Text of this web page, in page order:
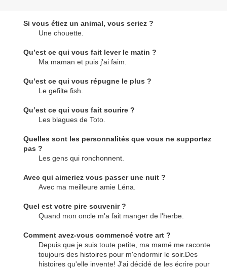
Si vous étiez un animal, vous seriez ?
Une chouette.
Qu’est ce qui vous fait lever le matin ?
Ma maman et puis j'ai faim.
Qu’est ce qui vous répugne le plus ?
Le gefilte fish.
Qu’est ce qui vous fait sourire ?
Les blagues de Toto.
Quelles sont les personnalités que vous ne supportez
pas ?
Les gens qui ronchonnent.
Avec qui aimeriez vous passer une nuit ?
Avec ma meilleure amie Léna.
Quel est votre pire souvenir ?
Quand mon oncle m'a fait manger de l'herbe.
Comment avez-vous commencé votre art ?
Depuis que je suis toute petite, ma mamé me raconte
toujours des histoires pour m'endormir le soir.Des
histoires qu'elle invente! J'ai décidé de les écrire pour